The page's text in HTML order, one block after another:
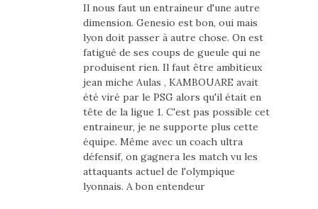
Il nous faut un entraineur d'une autre
dimension. Genesio est bon, oui mais
lyon doit passer à autre chose. On est
fatigué de ses coups de gueule qui ne
produisent rien. Il faut être ambitieux
jean miche Aulas , KAMBOUARE avait
été viré par le PSG alors qu'il était en
tête de la ligue 1. C'est pas possible cet
entraineur, je ne supporte plus cette
équipe. Même avec un coach ultra
défensif, on gagnera les match vu les
attaquants actuel de l'olympique
lyonnais. A bon entendeur